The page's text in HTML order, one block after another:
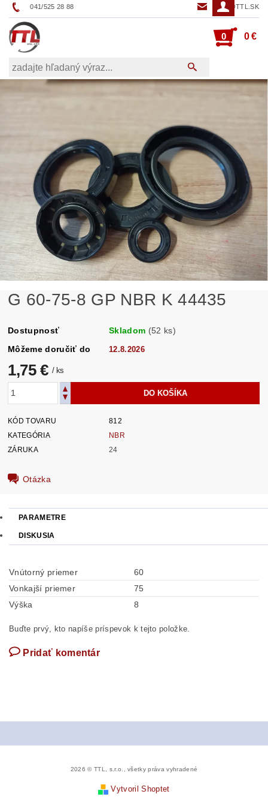
041/525 28 88 TTL@TTL.SK
0 0 €
G 60-75-8 GP NBR K 44435
Dostupnosť Skladom (52 ks)
Môžeme doručiť do
12.8.2026
1,75 € / ks
KÓD TOVARU
812
KATEGÓRIA
NBR
ZÁRUKA
24
Otázka
PARAMETRE
DISKUSIA
Vnútorný priemer
60
Vonkajší priemer
75
Výška
8
Buďte prvý, kto napíše príspevok k tejto položke.
Pridať komentár
2026 © TTL, s.r.o., všetky práva vyhradené
Vytvoril Shoptet